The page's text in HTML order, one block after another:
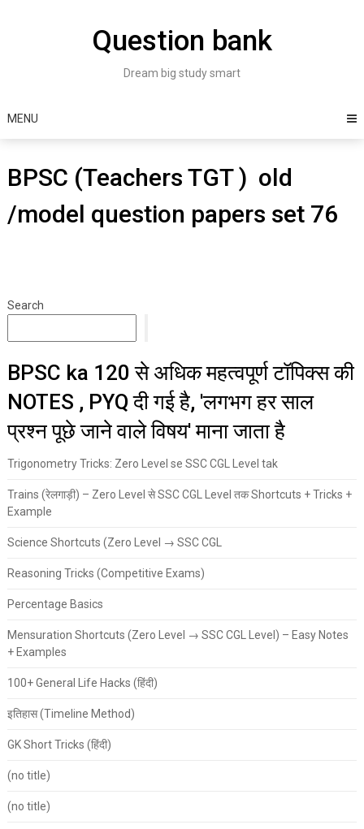
Question bank
Dream big study smart
MENU
BPSC (Teachers TGT ) old
/model question papers set 76
Search
BPSC ka 120 से अधिक महत्वपूर्ण टॉपिक्स की
NOTES , PYQ दी गई है, 'लगभग हर साल
प्रश्न पूछे जाने वाले विषय' माना जाता है
Trigonometry Tricks: Zero Level se SSC CGL Level tak
Trains (रेलगाड़ी) – Zero Level से SSC CGL Level तक Shortcuts + Tricks +
Example
Science Shortcuts (Zero Level → SSC CGL
Reasoning Tricks (Competitive Exams)
Percentage Basics
Mensuration Shortcuts (Zero Level → SSC CGL Level) – Easy Notes
+ Examples
100+ General Life Hacks (हिंदी)
इतिहास (Timeline Method)
GK Short Tricks (हिंदी)
(no title)
(no title)